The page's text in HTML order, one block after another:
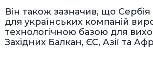
Він також зазначив, що
для українських компаній
технологічною базою для
Західних Балкан, ЄС, Азії та